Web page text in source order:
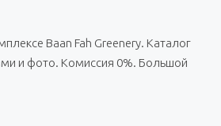
Baan Fah Greenery. Каталог
и фото. Комиссия 0%. Большой